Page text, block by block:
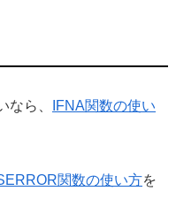
なら、
IFNA関数の使い
関数の使い方を